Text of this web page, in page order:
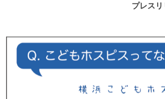
プレス